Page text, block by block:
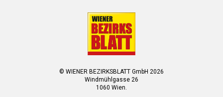
© WIENER BEZIRKSBLATT GmbH 2026
Windmühlgasse 26
1060 Wien.